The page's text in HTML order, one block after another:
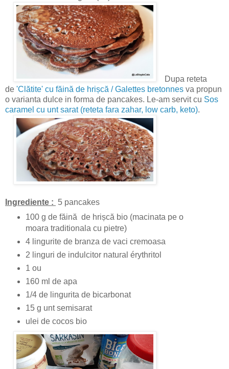
Dupa reteta
de 'Clătite' cu făină de hrișcă / Galettes bretonnes va propun
o varianta dulce in forma de pancakes. Le-am servit cu Sos
caramel cu unt sarat (reteta fara zahar, low carb, keto).
Ingrediente : 5 pancakes
100 g de făină de hrișcă bio (macinata pe o
moara traditionala cu pietre)
4 lingurite de branza de vaci cremoasa
2 linguri de indulcitor natural érythritol
1 ou
160 ml de apa
1/4 de lingurita de bicarbonat
15 g unt semisarat
ulei de cocos bio